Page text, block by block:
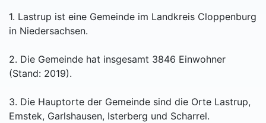
1. Lastrup ist eine Gemeinde im Landkreis Cloppenburg
in Niedersachsen.
2. Die Gemeinde hat insgesamt 3846 Einwohner
(Stand: 2019).
3. Die Hauptorte der Gemeinde sind die Orte Lastrup,
Emstek, Garlshausen, Isterberg und Scharrel.